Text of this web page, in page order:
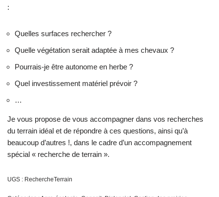
:
Quelles surfaces rechercher ?
Quelle végétation serait adaptée à mes chevaux ?
Pourrais-je être autonome en herbe ?
Quel investissement matériel prévoir ?
…
Je vous propose de vous accompagner dans vos recherches
du terrain idéal et de répondre à ces questions, ainsi qu’à
beaucoup d’autres !, dans le cadre d’un accompagnement
spécial « recherche de terrain ».
UGS : RechercheTerrain